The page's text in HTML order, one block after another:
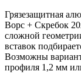
Грязезащитная
Ворс + Скребок
сложной
вставок
Возможны
профиля 1,2 мм